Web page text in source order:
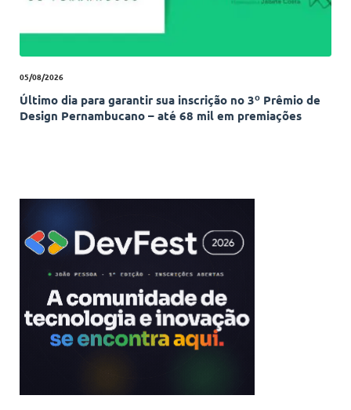
05/08/2026
Último dia para garantir sua inscrição no 3º Prêmio de
Design Pernambucano – até 68 mil em premiações